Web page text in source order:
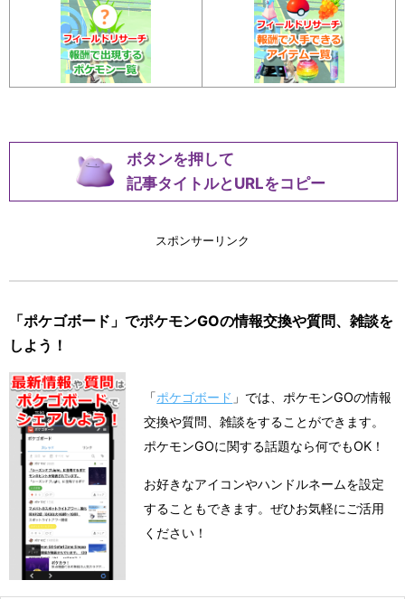
ボタンを押して
記事タイトルとURLをコピー
スポンサーリンク
「ポケゴボード」でポケモンGOの情報交換や質問、雑談を
しよう！
「ポケゴボード 」では、ポケモンGOの情報
交換や質問、雑談をすることができます。
ポケモンGOに関する話題なら何でもOK！
お好きなアイコンやハンドルネームを設定
することもできます。ぜひお気軽にご活用
ください！